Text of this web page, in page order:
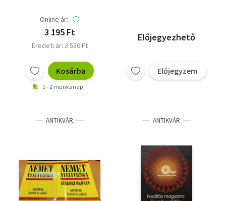
Online ár:
3 195 Ft
Eredeti ár: 3 550 Ft
Kosárba
1 - 2 munkanap
Előjegyezhető
Előjegyzem
ANTIKVÁR ANTIKVÁR